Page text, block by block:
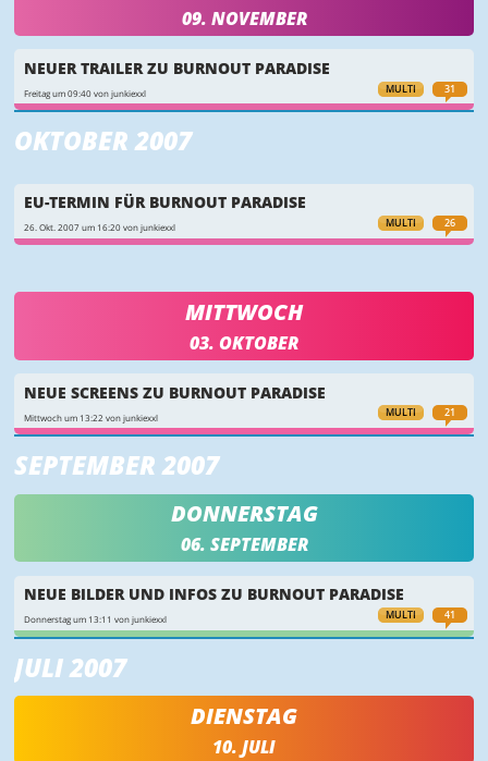
09. NOVEMBER
MULTI 31
NEUER TRAILER ZU BURNOUT PARADISE
Freitag um 09:40 von junkiexxl
OKTOBER 2007
MULTI 26
EU-TERMIN FÜR BURNOUT PARADISE
26. Okt. 2007 um 16:20 von junkiexxl
MITTWOCH
03. OKTOBER
MULTI 21
NEUE SCREENS ZU BURNOUT PARADISE
Mittwoch um 13:22 von junkiexxl
SEPTEMBER 2007
DONNERSTAG
06. SEPTEMBER
MULTI 41
NEUE BILDER UND INFOS ZU BURNOUT PARADISE
Donnerstag um 13:11 von junkiexxl
JULI 2007
DIENSTAG
10. JULI